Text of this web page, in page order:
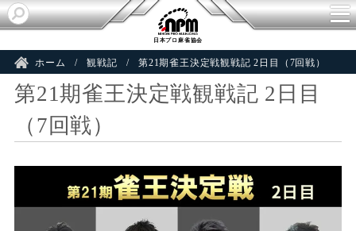
日本プロ麻雀協会
ホーム 観戦記 第21期雀王決定戦観戦記 2日目（7回戦）
第21期雀王決定戦観戦記 2日目
（7回戦）